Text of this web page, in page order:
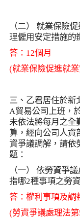
（二） 就業保險
理僱用安定措施的
答： 12個月
(就業保險促進就
三、乙君居住於新
A貿易公司上班，
未依法將每月之全
算，經向公司人資
資爭議調解，請依
題：
（一） 依勞資爭
指哪2種事項之勞
答：權利事項及調
(勞資爭議處理法第